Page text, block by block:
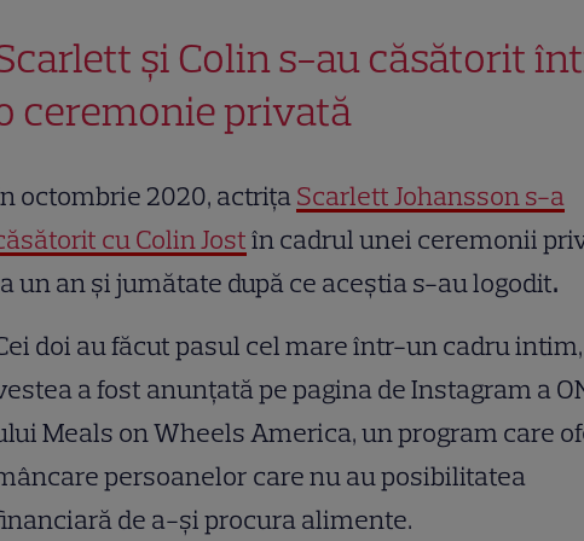
și Colin s-au căsătorit
ceremonie privată
octombrie 2020, actrițaScarlett Johansson s-a
cu Colin Jostîn cadrul unei ceremonii
un an și jumătate după ce aceștia s-au logodit.
doi au făcut pasul cel mare într-un cadru
a fost anunțată pe pagina de Instagram a
Meals on Wheels America, un program care
persoanelor care nu au posibilitatea
de a-și procura alimente.